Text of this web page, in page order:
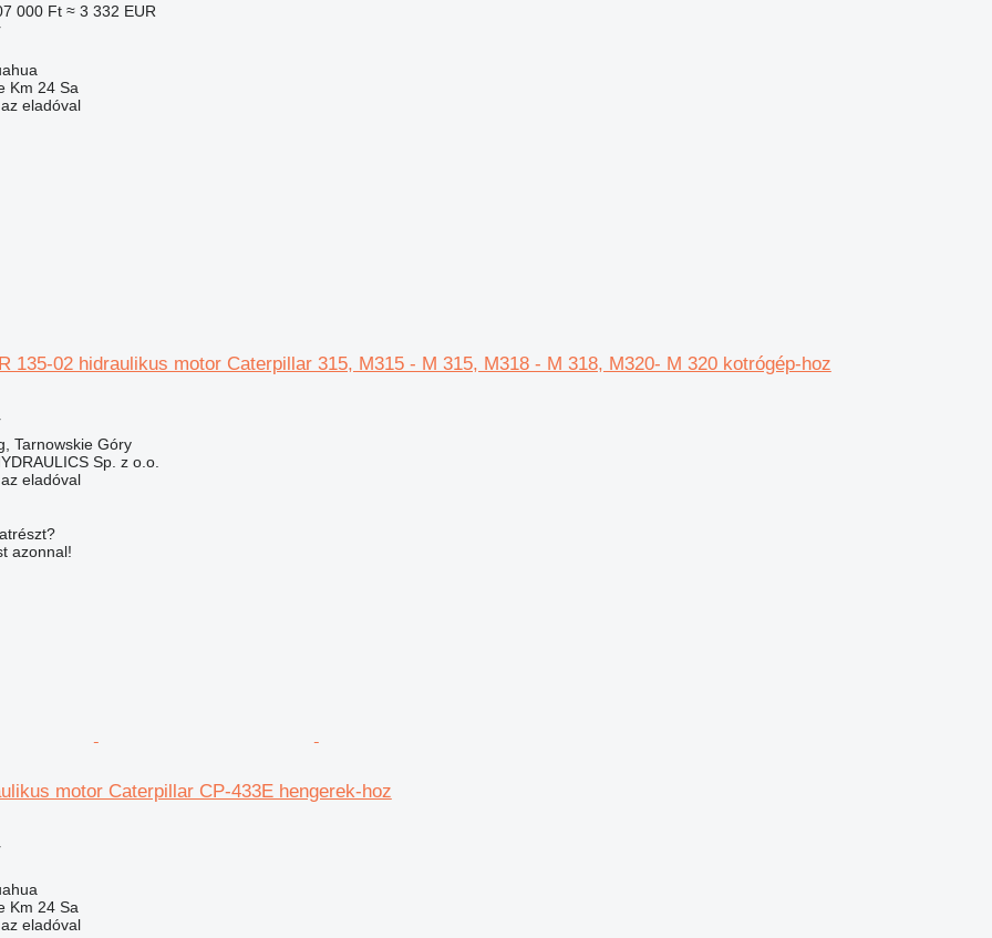
000 Ft ≈ 3 332 EUR
Km 24 Sa
eladóval
135-02 hidraulikus motor Caterpillar 315, M315 - M 315, M318 - M 318, M320- M 320 kotrógép-hoz
Tarnowskie Góry
Sp. z o.o.
eladóval
azonnal!
motor Caterpillar CP-433E hengerek-hoz
Km 24 Sa
eladóval